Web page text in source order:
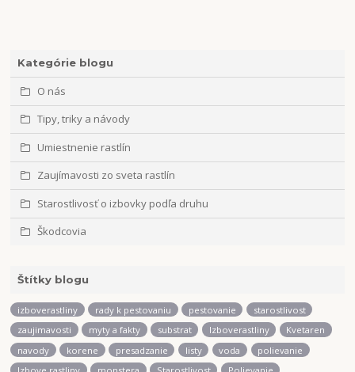
Kategórie blogu
O nás
Tipy, triky a návody
Umiestnenie rastlín
Zaujímavosti zo sveta rastlín
Starostlivosť o izbovky podľa druhu
Škodcovia
Štítky blogu
izboverastliny rady k pestovaniu pestovanie
starostlivost
zaujimavosti
myty a fakty substrat Izboverastliny
Kvetaren
navody
korene presadzanie listy voda
polievanie